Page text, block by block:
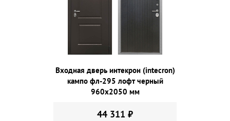
Входная дверь интекрон (intecron)
кампо фл-295 лофт черный
960х2050 мм
44 311 ₽